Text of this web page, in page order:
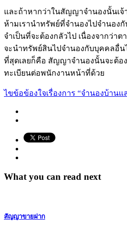
และถ้าหากว่าในสัญญาจำนองนั้นเจ้
ห้ามเรานำทรัพย์ที่จำนองไปจำนอง
จำเป็นที่จะต้องกลัวไป เนื่องจากว่า
จะนำทรัพย์สินไปจำนองกับบุคคลอื่
ที่สุดเลยก็คือ สัญญาจำนองนั้นจะต้อ
ทะเบียนต่อพนักงานหน้าที่ด้วย
ไขข้อข้องใจเรื่องการ “จำนองบ้านแ
What you can read next
สัญญาขายฝาก